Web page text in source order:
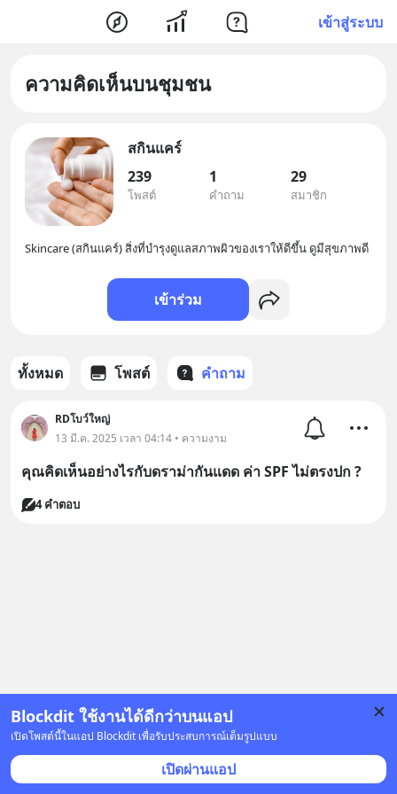
เข้าสู่ระบบ
Blockdit ใช้งานได้ดีกว่าบนแอป
เปิดโพสต์นี้ในแอป Blockdit เพื่อรับประสบการณ์เต็มรูปแบบ
เปิดผ่านแอป
ความคิดเห็นบนชุมชน
สกินแคร์
239
โพสต์
1
คำถาม
29
สมาชิก
Skincare (สกินแคร์) สิ่งที่บำรุงดูแลสภาพผิวของเราให้ดีขึ้น ดูมีสุขภาพดี
เข้าร่วม
ทั้งหมด โพสต์ คำถาม
RDโบว์ใหญ่
13 มี.ค. 2025 เวลา 04:14 • ความงาม
คุณคิดเห็นอย่างไรกับดราม่ากันแดด ค่า SPF ไม่ตรงปก ?
4 คำตอบ